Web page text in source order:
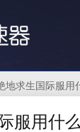
服用什